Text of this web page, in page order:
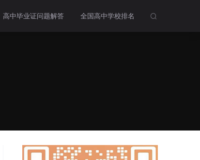

高中毕业证问题解答 全国高中学校排名